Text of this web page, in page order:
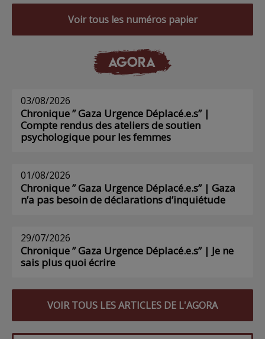
Voir tous les numéros papier
AGORA
03/08/2026
Chronique ” Gaza Urgence Déplacé.e.s” |
Compte rendus des ateliers de soutien
psychologique pour les femmes
01/08/2026
Chronique ” Gaza Urgence Déplacé.e.s” | Gaza
n’a pas besoin de déclarations d’inquiétude
29/07/2026
Chronique ” Gaza Urgence Déplacé.e.s” | Je ne
sais plus quoi écrire
VOIR TOUS LES ARTICLES DE L'AGORA